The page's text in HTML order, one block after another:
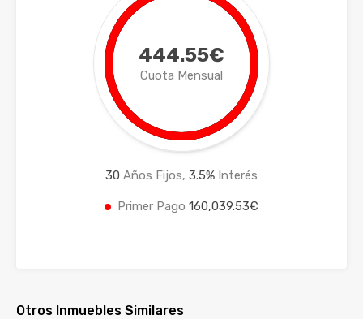
444.55€
Cuota Mensual
30 Años Fijos, 3.5% Interés
Primer Pago 160,039.53€
Otros Inmuebles Similares